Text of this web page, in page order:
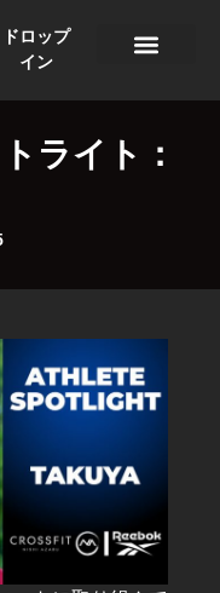
ドロップ
イン
ライト：